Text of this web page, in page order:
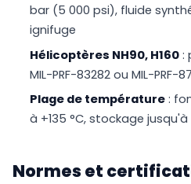
bar (5 000 psi), fluide
ignifuge
Hélicoptères NH90, H160 :
MIL-PRF-83282 ou MIL-PRF-
Plage de température :
à +135 °C, stockage
Normes et